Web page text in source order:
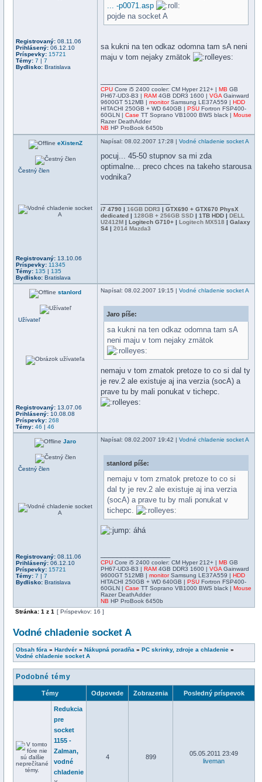
Registrovaný: 08.11.06
Prihlásený: 06.12.10
Príspevky: 15721
Témy: 7 | 7
Bydlisko: Bratislava
... -p0071.asp
pojde na socket A
sa kukni na ten odkaz odomna tam sA neni
maju v tom nejaky zmätok
CPU Core i5 2400 cooler: CM Hyper 212+ | MB GB
PH67-UD3-B3 | RAM 4GB DDR3 1600 | VGA Gainward
9600GT 512MB | monitorSamsung LE37A559 | HDD
HITACHI 250GB + WD 640GB | PSU Fortron FSP400-
60GLN | Case TT Soprano VB1000 BWS black | Mouse
Razer DeathAdder
NB HP ProBook 6450b
eXistenZ
Čestný člen
Registrovaný: 13.10.06
Príspevky: 11345
Témy: 135 | 135
Bydlisko: Bratislava
Napísal: 08.02.2007 17:28 | Vodné chladenie socket A
pocuj... 45-50 stupnov sa mi zda
optimalne... preco chces na takeho starousa
vodnika?
i7 4790 | 16GB DDR3 | GTX690 + GTX670 PhysX
dedicated | 128GB + 256GB SSD | 1TB HDD | DELL
U2412M | Logitech G710+ | Logitech MX518 | Galaxy
S4 | 2014 Mazda3
stanlord
Užívateľ
Registrovaný: 13.07.06
Prihlásený: 10.08.08
Príspevky: 268
Témy: 46 | 46
Napísal: 08.02.2007 19:15 | Vodné chladenie socket A
Jaro píše:
sa kukni na ten odkaz odomna tam sA
neni maju v tom nejaky zmätok
nemaju v tom zmatok pretoze to co si dal ty
je rev.2 ale existuje aj ina verzia (socA) a
prave tu by mali ponukat v tichepc.
Jaro
Čestný člen
Registrovaný: 08.11.06
Prihlásený: 06.12.10
Príspevky: 15721
Témy: 7 | 7
Bydlisko: Bratislava
Napísal: 08.02.2007 19:42 | Vodné chladenie socket A
stanlord píše:
nemaju v tom zmatok pretoze to co si
dal ty je rev.2 ale existuje aj ina verzia
(socA) a prave tu by mali ponukat v
tichepc.
áhá
CPU Core i5 2400 cooler: CM Hyper 212+ | MB GB
PH67-UD3-B3 | RAM 4GB DDR3 1600 | VGA Gainward
9600GT 512MB | monitorSamsung LE37A559 | HDD
HITACHI 250GB + WD 640GB | PSU Fortron FSP400-
60GLN | Case TT Soprano VB1000 BWS black | Mouse
Razer DeathAdder
NB HP ProBook 6450b
Stránka: 1 z 1 [ Príspevkov: 16 ]
Vodné chladenie socket A
Obsah fóra » Hardvér » Nákupná poradňa » PC skrinky, zdroje a chladenie »
Vodné chladenie socket A
Podobné témy
Témy Odpovede Zobrazenia Posledný príspevok
Redukcia
pre
socket
1155 -
Zalman,
vodné
chladenie
4 899
05.05.2011 23:49
liveman